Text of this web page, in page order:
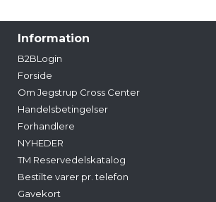
Information
B2BLogin
Forside
Om Jegstrup Cross Center
Handelsbetingelser
Forhandlere
NYHEDER
TM Reservedelskatalog
Bestilte varer pr. telefon
Gavekort